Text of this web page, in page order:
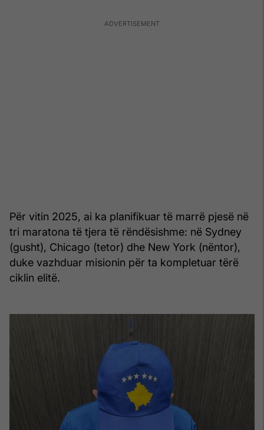
Për vitin 2025, ai ka planifikuar të marrë pjesë në
tri maratona të tjera të rëndësishme: në Sydney
(gusht), Chicago (tetor) dhe New York (nëntor),
duke vazhduar misionin për ta kompletuar tërë
ciklin elitë.